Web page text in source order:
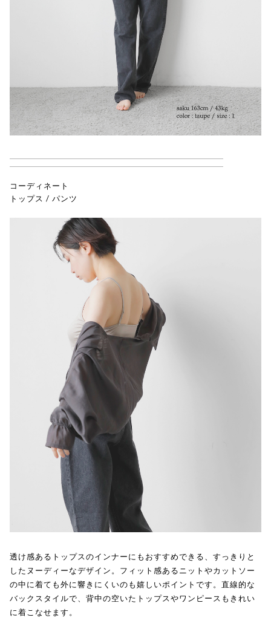
コーディネート
トップス / パンツ
透け感あるトップスのインナーにもおすすめできる、すっきりと
したヌーディーなデザイン。フィット感あるニットやカットソー
の中に着ても外に響きにくいのも嬉しいポイントです。直線的な
バックスタイルで、背中の空いたトップスやワンピースもきれい
に着こなせます。